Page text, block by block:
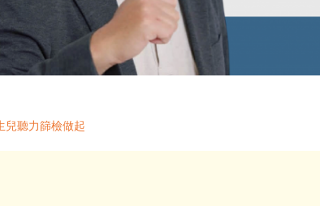
兒聽力篩檢做起